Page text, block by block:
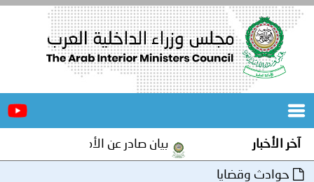
الرئيسية
آخر الأخبار بيان صادر عن الأمانة العامة لمجلس
حوادث وقضايا